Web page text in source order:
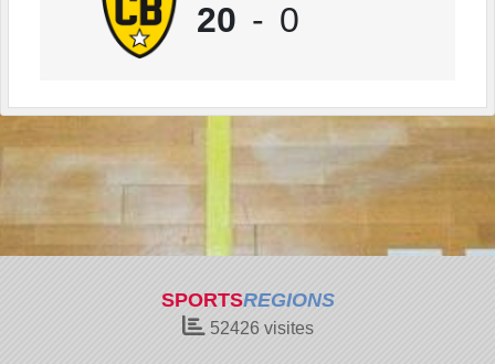
20 - 0
SPORTSREGIONS
52426visites